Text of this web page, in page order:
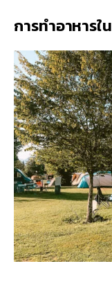
การทำอาหารใน